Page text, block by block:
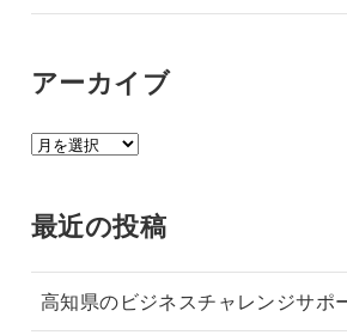
アーカイブ
ア
イ
最近の投稿
高知県のビジネスチャレンジサポ